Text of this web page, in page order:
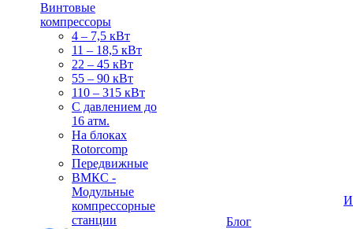
Винтовые
компрессоры
4 – 7,5 кВт
11 – 18,5 кВт
22 – 45 кВт
55 – 90 кВт
110 – 315 кВт
С давлением до
16 атм.
На блоках
Rotorcomp
Передвижные
ВМКС -
Модульные
компрессорные
станции
Блог